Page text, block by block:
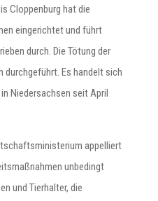
Cloppenburg hat die
eingerichtet und führt
durch. Die Tötung der
durchgeführt. Es handelt sich
Niedersachsen seit April
appelliert
unbedingt
und Tierhalter, die